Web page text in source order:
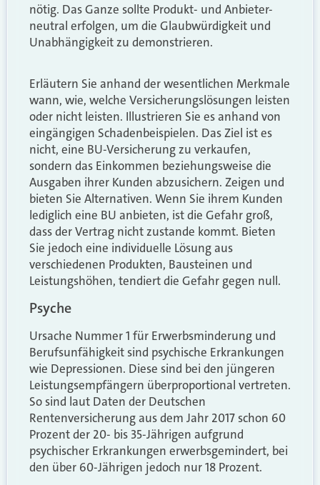
nötig. Das Ganze sollte Produkt- und Anbieter-
neutral erfolgen, um die Glaubwürdigkeit und
Unabhängigkeit zu demonstrieren.
Erläutern Sie anhand der wesentlichen Merkmale
wann, wie, welche Versicherungslösungen leisten
oder nicht leisten. Illustrieren Sie es anhand von
eingängigen Schadenbeispielen. Das Ziel ist es
nicht, eine BU-Versicherung zu verkaufen,
sondern das Einkommen beziehungsweise die
Ausgaben ihrer Kunden abzusichern. Zeigen und
bieten Sie Alternativen. Wenn Sie ihrem Kunden
lediglich eine BU anbieten, ist die Gefahr groß,
dass der Vertrag nicht zustande kommt. Bieten
Sie jedoch eine individuelle Lösung aus
verschiedenen Produkten, Bausteinen und
Leistungshöhen, tendiert die Gefahr gegen null.
Psyche
Ursache Nummer 1 für Erwerbsminderung und
Berufsunfähigkeit sind psychische Erkrankungen
wie Depressionen. Diese sind bei den jüngeren
Leistungsempfängern überproportional vertreten.
So sind laut Daten der Deutschen
Rentenversicherung aus dem Jahr 2017 schon 60
Prozent der 20- bis 35-Jährigen aufgrund
psychischer Erkrankungen erwerbsgemindert, bei
den über 60-Jährigen jedoch nur 18 Prozent.